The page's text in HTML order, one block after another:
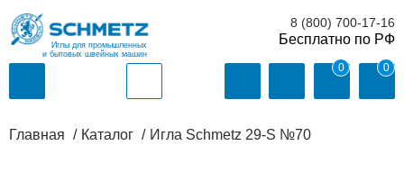
Иглы для промышленных
и бытовых швейных машин
8 (800) 700-17-16
0 0
Главная Каталог Игла Schmetz 29-S №70